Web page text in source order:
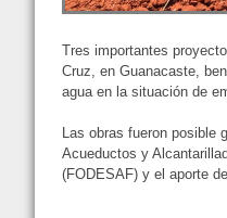
Tres importantes
Cruz, en Guanacaste,
agua en la situación de
Las obras fueron posible
Acueductos y
(FODESAF) y el aporte